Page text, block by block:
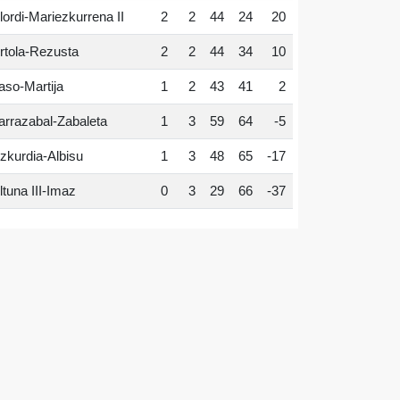
Mariezkurrena II 2 2 44 24 20
Rezusta 2 2 44 34 10
Martija 1 2 43 41 2
Zabaleta 1 3 59 64 -5
Albisu 1 3 48 65 -17
III-Imaz 0 3 29 66 -37